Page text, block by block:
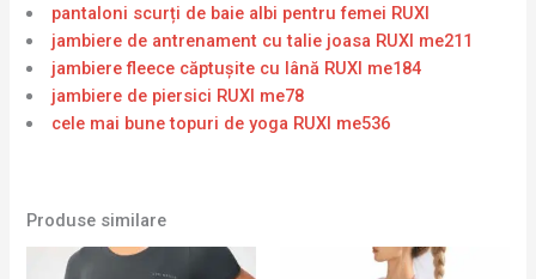
pantaloni scurți de baie albi pentru femei RUXI
jambiere de antrenament cu talie joasa RUXI me211
jambiere fleece căptușite cu lână RUXI me184
jambiere de piersici RUXI me78
cele mai bune topuri de yoga RUXI me536
Produse similare